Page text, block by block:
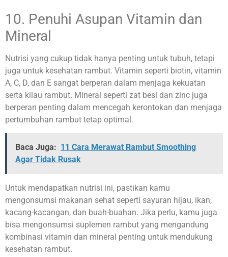
10. Penuhi Asupan Vitamin dan
Mineral
Nutrisi yang cukup tidak hanya penting untuk tubuh, tetapi
juga untuk kesehatan rambut. Vitamin seperti biotin, vitamin
A, C, D, dan E sangat berperan dalam menjaga kekuatan
serta kilau rambut. Mineral seperti zat besi dan zinc juga
berperan penting dalam mencegah kerontokan dan menjaga
pertumbuhan rambut tetap optimal.
Baca Juga: 11 Cara Merawat Rambut Smoothing
Agar Tidak Rusak
Untuk mendapatkan nutrisi ini, pastikan kamu
mengonsumsi makanan sehat seperti sayuran hijau, ikan,
kacang-kacangan, dan buah-buahan. Jika perlu, kamu juga
bisa mengonsumsi suplemen rambut yang mengandung
kombinasi vitamin dan mineral penting untuk mendukung
kesehatan rambut.